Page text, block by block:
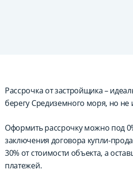
Рассрочка от застройщика –
берегу Средиземного моря, но не
Оформить рассрочку можно под
заключения договора купли-
30% от стоимости объекта, а
платежей.